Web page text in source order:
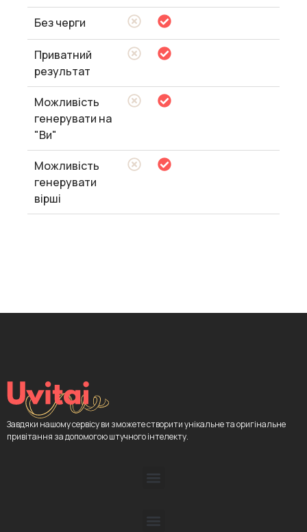
Без черги
Приватний
результат
Можливість
генерувати на
"Ви"
Можливість
генерувати
вірші
Завдяки нашому сервісу ви зможете створити унікальне та оригінальне
привітання за допомогою штучного інтелекту.